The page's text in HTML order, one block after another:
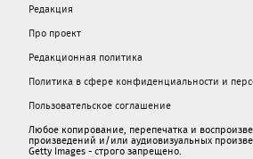
Редакция
Про проект
Редакционная политика
Политика в сфере конфиденциальности и
Пользовательское соглашение
Любое копирование, перепечатка и
произведений и/или аудиовизуальных
Getty Images - строго запрещено.